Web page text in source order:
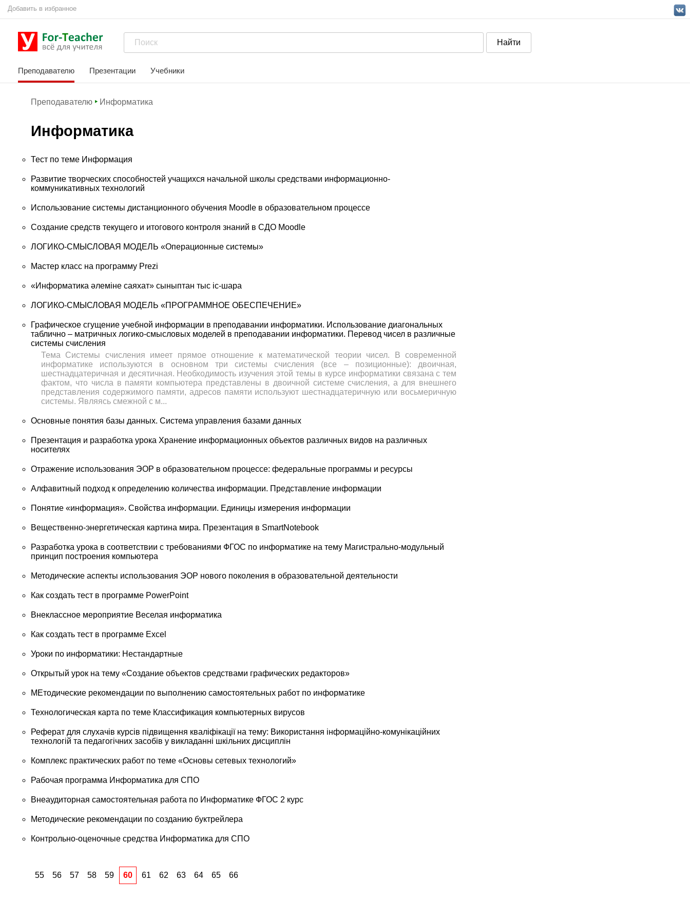
Добавить в избранное
Преподавателю Презентации Учебники
Преподавателю Информатика
Информатика
Тест по теме Информация
Развитие творческих способностей учащихся начальной школы средствами информационно-
коммуникативных технологий
Использование системы дистанционного обучения Moodle в образовательном процессе
Создание средств текущего и итогового контроля знаний в СДО Moodle
ЛОГИКО-СМЫСЛОВАЯ МОДЕЛЬ «Операционные системы»
Мастер класс на программу Prezi
«Информатика әлеміне саяхат» сыныптан тыс іс-шара
ЛОГИКО-СМЫСЛОВАЯ МОДЕЛЬ «ПРОГРАММНОЕ ОБЕСПЕЧЕНИЕ»
Графическое сгущение учебной информации в преподавании информатики. Использование диагональных
таблично – матричных логико-смысловых моделей в преподавании информатики. Перевод чисел в различные
системы счисления
Тема Системы счисления имеет прямое отношение к математической теории чисел. В современной
информатике используются в основном три системы счисления (все – позиционные): двоичная,
шестнадцатеричная и десятичная. Необходимость изучения этой темы в курсе информатики связана с тем
фактом, что числа в памяти компьютера представлены в двоичной системе счисления, а для внешнего
представления содержимого памяти, адресов памяти используют шестнадцатеричную или восьмеричную
системы. Являясь смежной с м...
Основные понятия базы данных. Система управления базами данных
Презентация и разработка урока Хранение информационных объектов различных видов на различных
носителях
Отражение использования ЭОР в образовательном процессе: федеральные программы и ресурсы
Алфавитный подход к определению количества информации. Представление информации
Понятие «информация». Свойства информации. Единицы измерения информации
Вещественно-энергетическая картина мира. Презентация в SmartNotebook
Разработка урока в соответствии с требованиями ФГОС по информатике на тему Магистрально-модульный
принцип построения компьютера
Методические аспекты использования ЭОР нового поколения в образовательной деятельности
Как создать тест в программе PowerPoint
Внеклассное мероприятие Веселая информатика
Как создать тест в программе Excel
Уроки по информатики: Нестандартные
Открытый урок на тему «Создание объектов средствами графических редакторов»
МЕтодические рекомендации по выполнению самостоятельных работ по информатике
Технологическая карта по теме Классификация компьютерных вирусов
Реферат для слухачів курсів підвищення кваліфікації на тему: Використання інформаційно-комунікаційних
технологій та педагогічних засобів у викладанні шкільних дисциплін
Комплекс практических работ по теме «Основы сетевых технологий»
Рабочая программа Информатика для СПО
Внеаудиторная самостоятельная работа по Информатике ФГОС 2 курс
Методические рекомендации по созданию буктрейлера
Контрольно-оценочные средства Информатика для СПО
55 56 57 58 59 60 61 62 63 64 65 66